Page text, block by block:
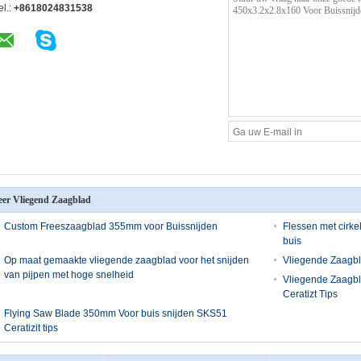
+8618024831538
Vliegend Zaagblad
Custom Freeszaagblad 355mm voor Buissnijden
Flessen met
buis
Op maat gemaakte vliegende zaagblad voor het snijden
van pijpen met hoge snelheid
Vliegende
Vliegende
Ceratizt Tips
Flying Saw Blade 350mm Voor buis snijden SKS51
Ceratizit tips